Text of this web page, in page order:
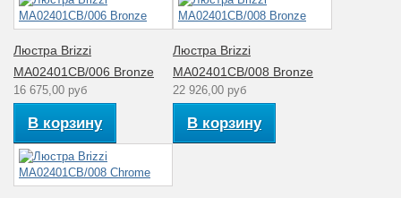
Люстра Brizzi
MA02401CB/006 Bronze
16 675,00 руб
В корзину
Люстра Brizzi
MA02401CB/008 Bronze
22 926,00 руб
В корзину